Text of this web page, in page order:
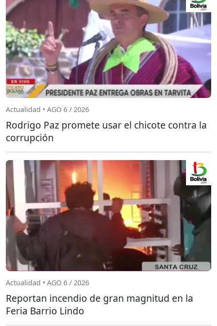
Actualidad • AGO 6 / 2026
Rodrigo Paz promete usar el chicote contra la
corrupción
Actualidad • AGO 6 / 2026
Reportan incendio de gran magnitud en la
Feria Barrio Lindo